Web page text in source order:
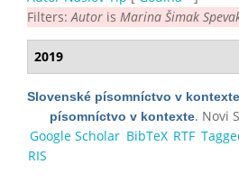
Filters: Autor is Marina Šimak
2019
Slovenské písomníctvo v kontexte
písomníctvo v kontexte. Novi
Google Scholar BibTeX RTF
RIS